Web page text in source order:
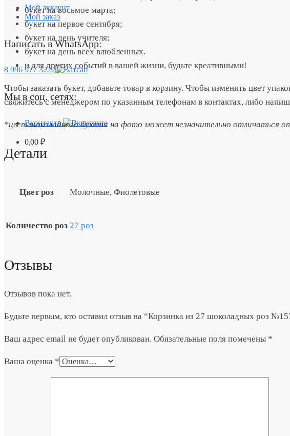
Мой аккаунт
Мой заказ
Написать в WhatsApp:
8 996 977 3222
Мы в соц. сетях:
Вконтакте
0,00 ₽
букет на восьмое марта;
букет на первое сентября;
букет на день учителя;
букет на день всех влюбленных.
и для других событий в вашей жизни, будьте креативными!
Чтобы заказать букет, добавьте товар в корзину. Чтобы изменить цвет
свяжитесь с менеджером по указанным телефонам в контактах, либо
*цвет шоколадного букета на фото может незначительно отличаться
Детали
Цвет роз Молочные, Фиолетовые
Количество роз 27 роз
Отзывы
Отзывов пока нет.
Будьте первым, кто оставил отзыв на “Корзинка из 27 шоколадных роз
Ваш адрес email не будет опубликован. Обязательные поля помечены *
Ваша оценка *